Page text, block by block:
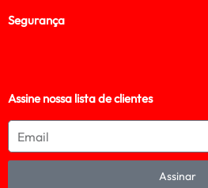
Segurança
Assine nossa lista de clientes
Assinar